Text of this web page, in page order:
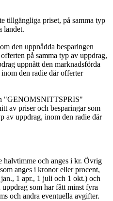
tillgängliga priset, på samma typ
landet.
den uppnådda besparingen
på samma typ av uppdrag,
uppnått den marknadsförda
den radie där offerter
"GENOMSNITTSPRIS"
av priser och besparingar som
av uppdrag, inom den radie där
och anges i kr. Övrig
anges i kronor eller procent,
1 apr., 1 juli och 1 okt.) och
uppdrag som har fått minst fyra
och andra eventuella avgifter.